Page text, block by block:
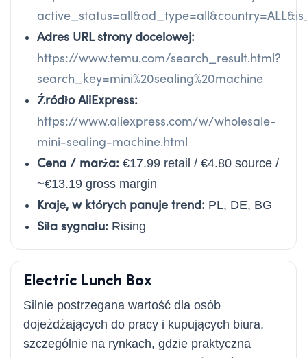
Adres URL strony docelowej:
https://www.temu.com/search_result.html?
search_key=mini%20sealing%20machine
Źródło AliExpress:
https://www.aliexpress.com/w/wholesale-
mini-sealing-machine.html
Cena / marża: €17.99 retail / €4.80 source /
~€13.19 gross margin
Kraje, w których panuje trend: PL, DE, BG
Siła sygnału: Rising
Electric Lunch Box
Silnie postrzegana wartość dla osób
dojeżdżających do pracy i kupujących biura,
szczególnie na rynkach, gdzie praktyczna